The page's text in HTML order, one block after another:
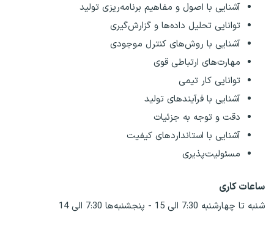
آشنایی با اصول و مفاهیم برنامه‌ریزی تولید
توانایی تحلیل داده‌ها و گزارش‌گیری
آشنایی با روش‌های کنترل موجودی
مهارت‌های ارتباطی قوی
توانایی کار تیمی
آشنایی با فرآیندهای تولید
دقت و توجه به جزئیات
آشنایی با استانداردهای کیفیت
مسئولیت‌پذیری
ساعات کاری
شنبه تا چهارشنبه 7:30 الی 15 - پنجشنبه‌ها 7:30 الی 14